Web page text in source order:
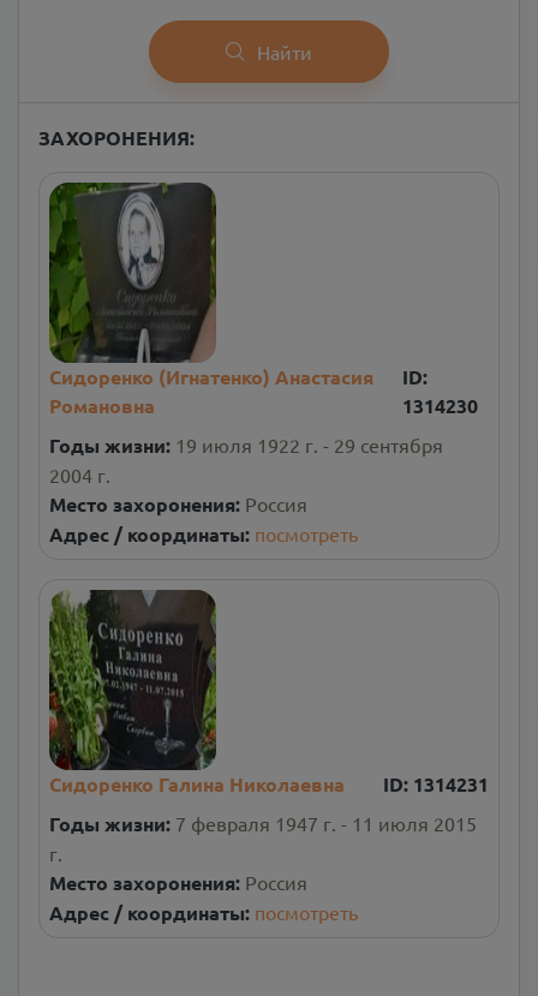
Найти
ЗАХОРОНЕНИЯ:
Сидоренко (Игнатенко) Анастасия
Романовна
ID:
1314230
Годы жизни: 19 июля 1922 г. - 29 сентября
2004 г.
Место захоронения: Россия
Адрес / координаты: посмотреть
Сидоренко Галина Николаевна ID: 1314231
Годы жизни: 7 февраля 1947 г. - 11 июля 2015
г.
Место захоронения: Россия
Адрес / координаты: посмотреть